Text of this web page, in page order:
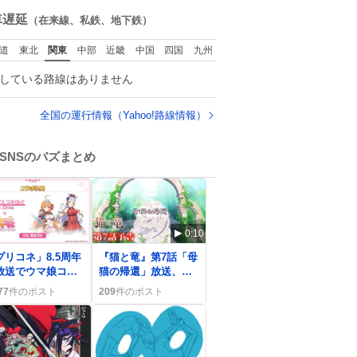
いくせに偏差値の高
い大学のインカレサ
ークルに突撃して所
事なきを得た。 高偏
差値に行けないなら
せめてそれくらいし
数
延 （在来線、私鉄、地下鉄）
東北 関東 中部 近畿 中国 四国 九州
ている路線はありません
全国の運行情報（Yahoo!路線情報）
SNSのバズまとめ
リコネ」8.5周年
送でウマ娘コラ
レイド情報が
登場、ファン歓
声
件のポスト
0:10
『猫と竜』第7話「母
猫の帰還」放送、視
聴者が「ボロ泣き」
感動の声
209件のポスト